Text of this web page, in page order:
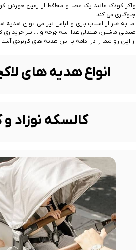
واکر کودک مانند یک عصا و محافظ از زمین خوردن
جلوگیری می کند.
اما به غیر از اسباب بازی و لباس نیز می توان هدیه
صندلی ماشین، صندلی غذا، سه چرخه و … نیز خریداری
از این رو شما را در ادامه با این هدیه های کاربردی
انواع هدیه های
کالسکه نوزاد